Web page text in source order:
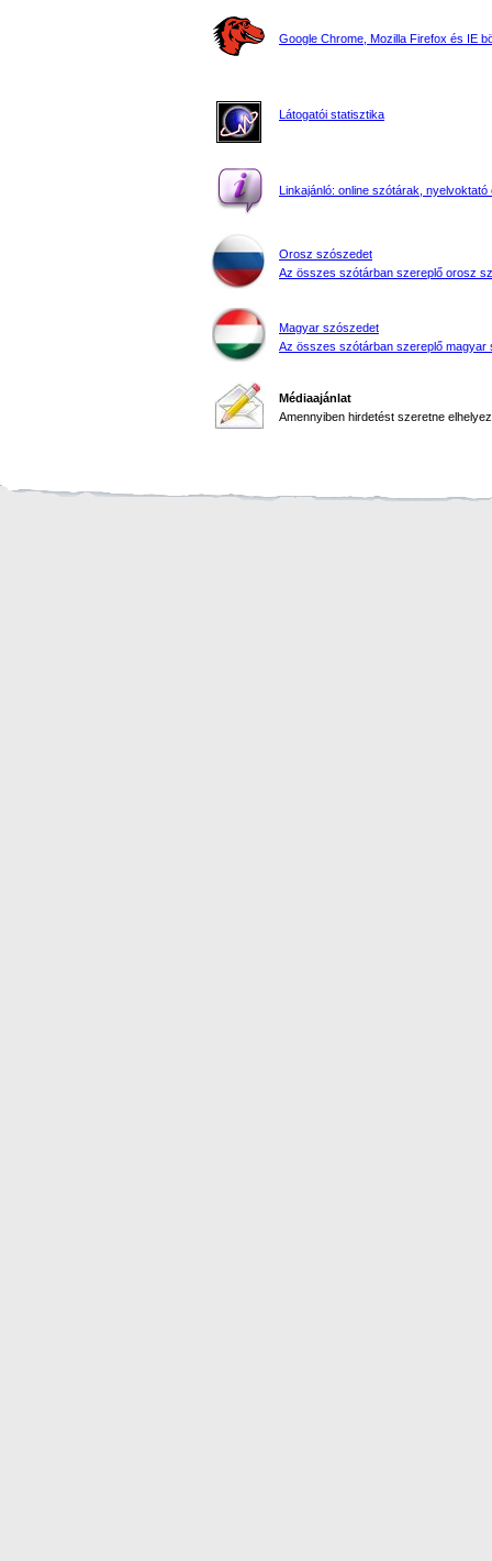
Google Chrome, Mozilla Firefox és IE
Látogatói statisztika
Linkajánló: online szótárak, nyelvoktató
Orosz szószedet
Az összes szótárban szereplő orosz
Magyar szószedet
Az összes szótárban szereplő magyar
Médiaajánlat
Amennyiben hirdetést szeretne